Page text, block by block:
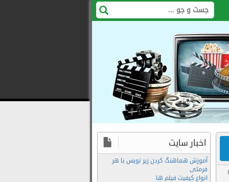
اخبار سایت
آموزش هماهنگ کردن زیر نویس با هر
فرمتی
انواع کیفیت فیلم ها